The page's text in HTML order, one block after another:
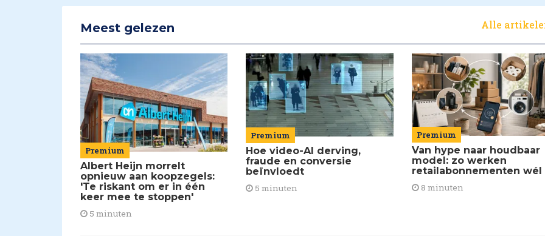
Meest gelezen Alle
Premium
Albert Heijn morrelt
opnieuw aan koopzegels:
'Te riskant om er in één
keer mee te stoppen'
5 minuten
Premium
Hoe video-AI derving,
fraude en conversie
beïnvloedt
5 minuten
Premium
Van hype naar houdbaar
model: zo werken
retailabonnementen wél
8 minuten